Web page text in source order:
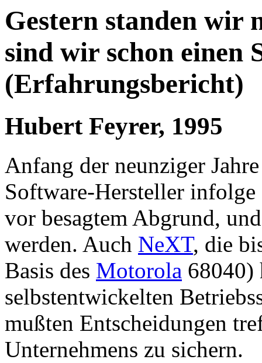
Gestern standen wir
sind wir schon einen
(Erfahrungsbericht)
Hubert Feyrer, 1995
Anfang der neunziger
Software-Hersteller
vor besagtem Abgrund,
werden. Auch NeXT, die
Basis des Motorola 68040)
selbstentwickelten
mußten Entscheidungen
Unternehmens zu sichern.